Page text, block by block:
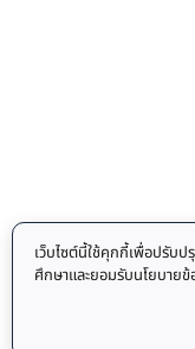
เว็บไซต์นี้ใช้คุกกี้เพื่อปรับ
ศึกษาและยอมรับนโยบาย